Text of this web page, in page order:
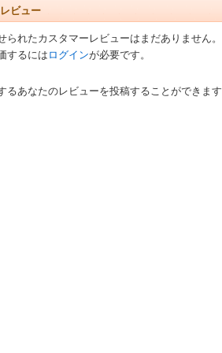
ビュー
られたカスタマーレビューはまだありません。
するにはログインが必要です。
るあなたのレビューを投稿することができます